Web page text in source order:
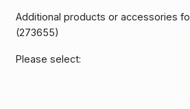
Additional products or accessories
(273655)
Please select: